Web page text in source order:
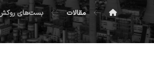
مقالات بست‌های